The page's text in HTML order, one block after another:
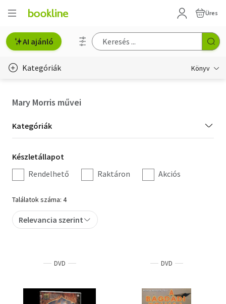
Üres
AI ajánló
Kategóriák Könyv
Hobbi, szabadidő
Irodalom
Művészet
Szakkönyv
Tankönyv, segédkönyv
Társadalomtudomány
Mary Morris művei
Kategória
szűrés
Kategóriák
Készletállapot
szűrés
Készletállapot
Rendelhető
Raktáron Akciós
Találatok száma: 4
Relevancia szerint
DVD DVD